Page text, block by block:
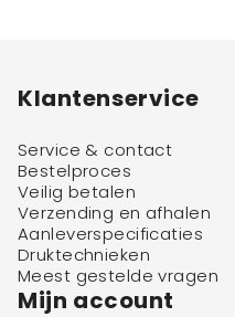
Klantenservice
Service & contact
Bestelproces
Veilig betalen
Verzending en afhalen
Aanleverspecificaties
Druktechnieken
Meest gestelde vragen
Mijn account